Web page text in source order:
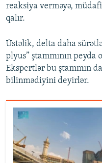
reaksiya verməyə,
qalır.
Üstəlik, delta daha
plyus” ştammının peyda
Ekspertlər bu ştammın
bilinmədiyini deyirlər.